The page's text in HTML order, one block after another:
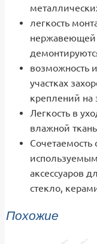
легкость
нержавеющей
возможность
участках
креплений на
Легкость в
влажной
аксессуаров
стекло,
Похожие